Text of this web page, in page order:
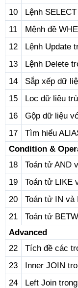
10
Lệnh
11
Mệnh đề
12
Lệnh Update
13
Lệnh Delete
14
Sắp xếp dữ
15
Lọc dữ liệu
16
Gộp dữ liệu
17
Tìm hiểu
Condition &
18
Toán tử AND
19
Toán tử LIKE
20
Toán tử IN và
21
Toán tử
Advanced
22
Tích đề các
23
Inner JOIN
24
Left Join